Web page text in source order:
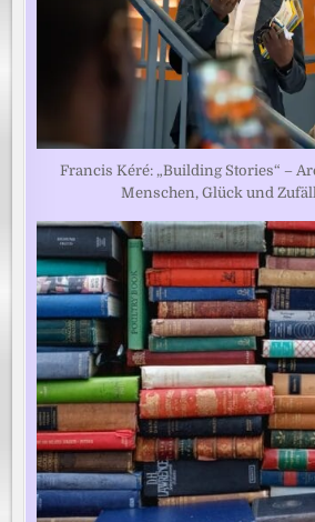
Francis Kéré: „Building Stories“ –
Menschen, Glück und